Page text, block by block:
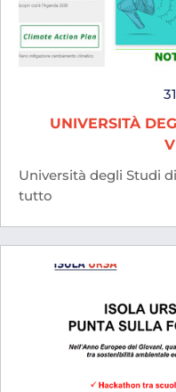
UNIVERSITÀ
Università degli Studi
tutto